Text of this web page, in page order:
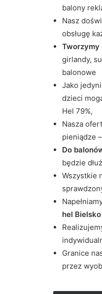
balony
Nasz
obsługę
Tworzymy
girlandy,
balonowe
Jako
dzieci
Hel 79%,
Nasza
pieniądze
Do
będzie
Wszystkie
hel Bielsko
Granice
przez